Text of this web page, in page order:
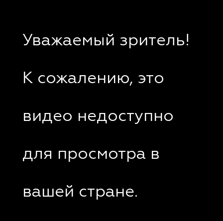
Уважаемый зритель!
К сожалению, это
видео недоступно
для просмотра в
вашей стране.